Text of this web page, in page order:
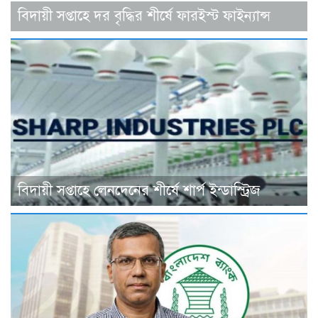
বিদায়ী সপ্তাহে দর বৃদ্ধির শীর্ষে ফারইস্ট ফাইন্যান্স
বিদায়ী সপ্তাহে লেনদেনের শীর্ষে শার্প ইন্ডাস্ট্রিজ